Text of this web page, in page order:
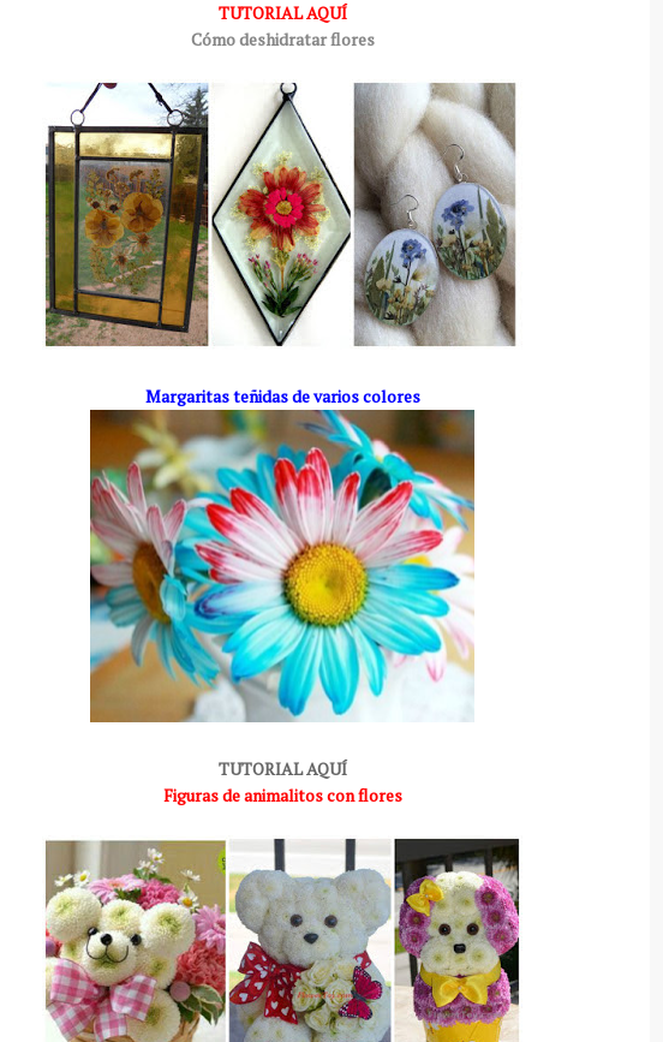
TUTORIAL AQUÍ
Cómo deshidratar flores
Margaritas teñidas de varios colores
TUTORIAL AQUÍ
Figuras de animalitos con flores